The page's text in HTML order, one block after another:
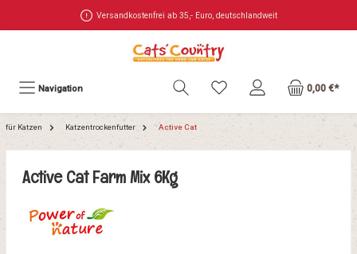
Versandkostenfrei ab 35,- Euro, deutschlandweit
Navigation 0,00 €*
für Katzen Katzentrockenfutter Active Cat
Active Cat Farm Mix 6Kg